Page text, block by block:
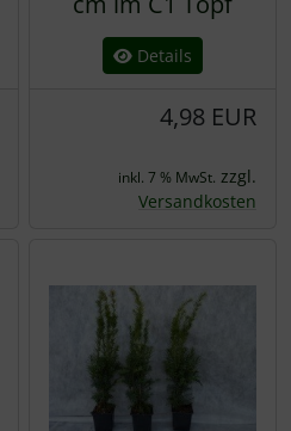
Details
4,98 EUR
inkl. 7 % MwSt. zzgl.
Versandkosten